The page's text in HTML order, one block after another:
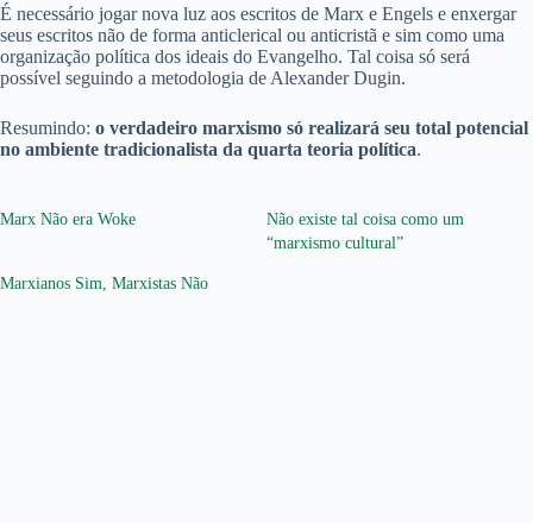
É necessário jogar nova luz aos escritos de Marx e Engels e enxergar
seus escritos não de forma anticlerical ou anticristã e sim como uma
organização política dos ideais do Evangelho. Tal coisa só será
possível seguindo a metodologia de Alexander Dugin.
Resumindo: o verdadeiro marxismo só realizará seu total potencial
no ambiente tradicionalista da quarta teoria política.
Marx Não era Woke
Não existe tal coisa como um
“marxismo cultural”
Marxianos Sim, Marxistas Não